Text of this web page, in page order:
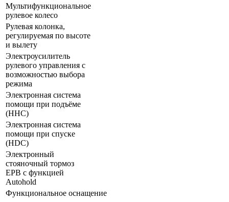
Мультифункциональное
рулевое колесо
Рулевая колонка,
регулируемая по высоте
и вылету
Электроусилитель
рулевого управления с
возможностью выбора
режима
Электронная система
помощи при подъёме
(HHC)
Электронная система
помощи при спуске
(HDC)
Электронный
стояночный тормоз
EPB с функцией
Autohold
Функциональное оснащение